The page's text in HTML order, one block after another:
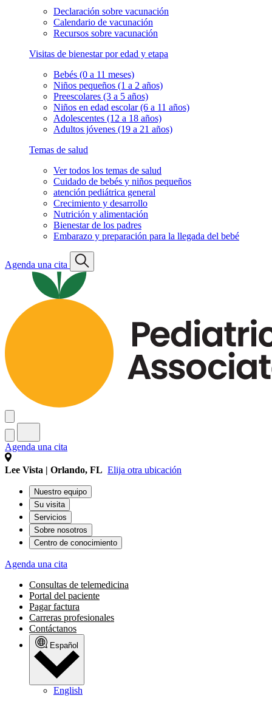
Declaración sobre vacunación
Calendario de vacunación
Recursos sobre vacunación
Visitas de bienestar por edad y etapa
Bebés (0 a 11 meses)
Niños pequeños (1 a 2 años)
Preescolares (3 a 5 años)
Niños en edad escolar (6 a 11 años)
Adolescentes (12 a 18 años)
Adultos jóvenes (19 a 21 años)
Temas de salud
Ver todos los temas de salud
Cuidado de bebés y niños pequeños
atención pediátrica general
Crecimiento y desarrollo
Nutrición y alimentación
Bienestar de los padres
Embarazo y preparación para la llegada del bebé
Agenda una cita
Agenda una cita
Lee Vista | Orlando, FL Elija otra ubicación
Nuestro equipo
Su visita
Servicios
Sobre nosotros
Centro de conocimiento
Agenda una cita
Consultas de telemedicina
Portal del paciente
Pagar factura
Carreras profesionales
Contáctanos
Español
English